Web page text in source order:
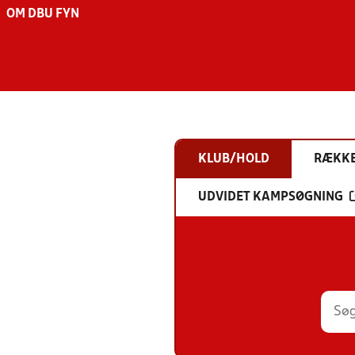
OM DBU FYN
KLUB/HOLD
UDVIDET KAMPSØGNING